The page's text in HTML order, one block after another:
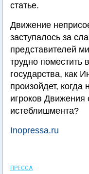
статье.
Движение
заступалось за
представителей
трудно поместить
государства, как
произойдет,
игроков Движения
истеблишмента?
Inopressa.ru
ПРЕССА